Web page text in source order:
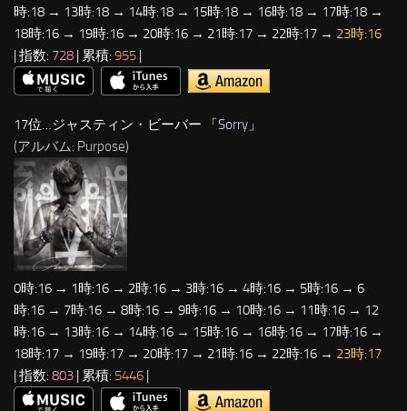
時:18 → 13時:18 → 14時:18 → 15時:18 → 16時:18 → 17時:18 →
18時:16 → 19時:16 → 20時:16 → 21時:17 → 22時:17 → 23時:16
| 指数: 728 | 累積: 955 |
17位…ジャスティン・ビーバー 「 Sorry 」
(アルバム: Purpose)
0時:16 → 1時:16 → 2時:16 → 3時:16 → 4時:16 → 5時:16 → 6
時:16 → 7時:16 → 8時:16 → 9時:16 → 10時:16 → 11時:16 → 12
時:16 → 13時:16 → 14時:16 → 15時:16 → 16時:16 → 17時:16 →
18時:17 → 19時:17 → 20時:17 → 21時:16 → 22時:16 → 23時:17
| 指数: 803 | 累積: 5446